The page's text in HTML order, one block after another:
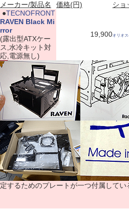
メーカー/製品名 価格(円) ショ
●TECNOFRONT
RAVEN Black Mi
rror
(露出型ATXケー
ス,水冷キット対
応,電源無し)
19,900オリオス
定するためのプレートが一つ付属してい